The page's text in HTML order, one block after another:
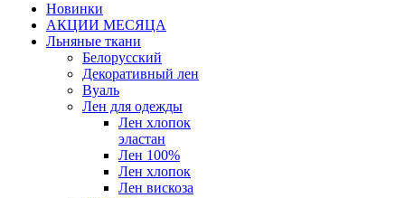
Новинки
АКЦИИ МЕСЯЦА
Льняные ткани
Белорусский
Декоративный лен
Вуаль
Лен для одежды
Лен хлопок
эластан
Лен 100%
Лен хлопок
Лен вискоза